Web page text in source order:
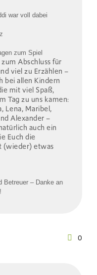
war voll dabei
zum Spiel
Abschluss für
viel zu Erzählen –
bei allen Kindern
mit viel Spaß,
Tag zu uns kamen:
Lena, Maribel,
Alexander –
auch ein
Euch die
(wieder) etwas
Betreuer – Danke an
0